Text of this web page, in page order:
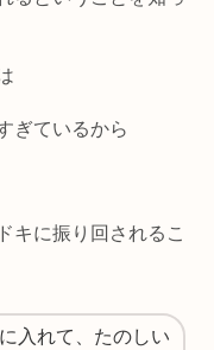
ぎているから
キに振り回されるこ
入れて、たのしい